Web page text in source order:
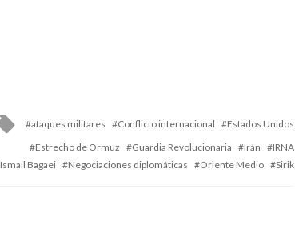
Tagged
ataques militares Conflicto internacional
Estados Unidos
Estrecho de Ormuz
Guardia Revolucionaria Irán
IRNA
Ismail Bagaei
Negociaciones diplomáticas Oriente Medio Sirik